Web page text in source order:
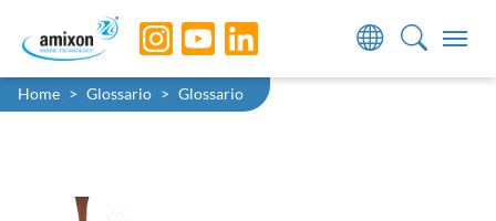
Skip to main navigation
Skip to main content
Skip to page footer
You are here:
Home Glossario Glossario